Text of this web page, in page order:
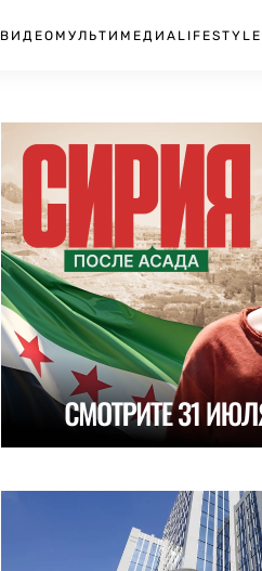
ВИДЕО МУЛЬТИМЕДИА LIFESTYLE